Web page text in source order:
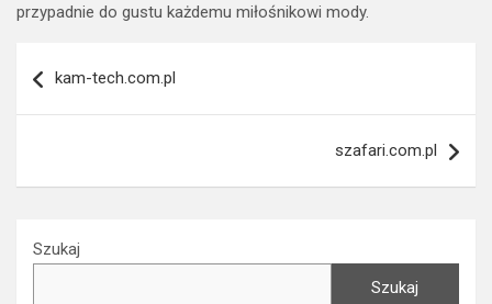
przypadnie do gustu każdemu miłośnikowi mody.
wpisu
kam-tech.com.pl
szafari.com.pl
Szukaj
Szukaj